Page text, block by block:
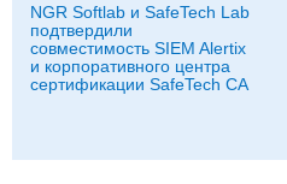
NGR Softlab и SafeTech Lab
подтвердили
совместимость SIEM Alertix
и корпоративного центра
сертификации SafeTech CA